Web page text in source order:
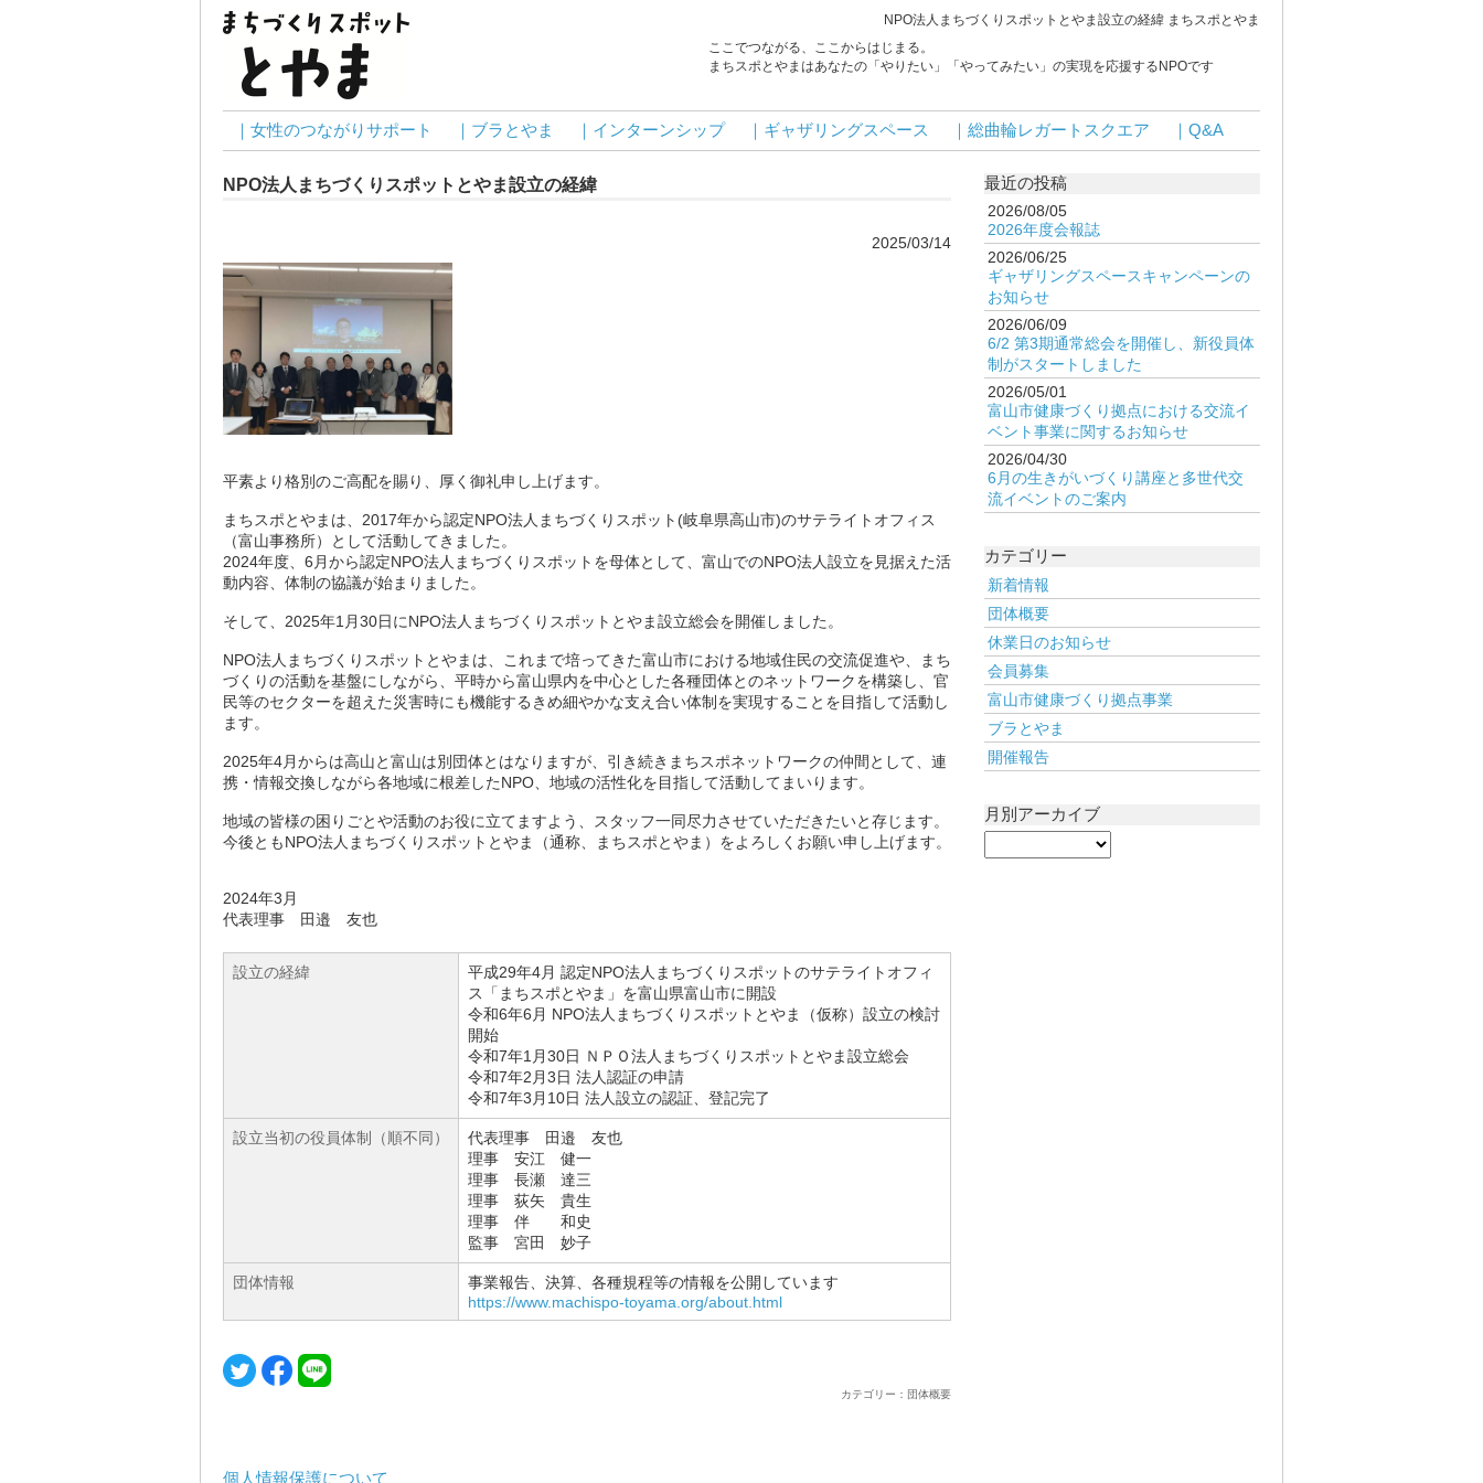
NPO法人まちづくりスポットとやま設立の経緯 まちスポとやま
ここでつながる、ここからはじまる。
まちスポとやまはあなたの「やりたい」「やってみたい」の実現を応援するNPOです
｜女性のつながりサポート ｜ブラとやま ｜インターンシップ ｜ギャザリングスペース ｜総曲輪レガートスクエア ｜Q&A
NPO法人まちづくりスポットとやま設立の経緯
2025/03/14
平素より格別のご高配を賜り、厚く御礼申し上げます。
まちスポとやまは、2017年から認定NPO法人まちづくりスポット(岐阜県高山市)のサテライトオフィス
（富山事務所）として活動してきました。
2024年度、6月から認定NPO法人まちづくりスポットを母体として、富山でのNPO法人設立を見据えた活
動内容、体制の協議が始まりました。
そして、2025年1月30日にNPO法人まちづくりスポットとやま設立総会を開催しました。
NPO法人まちづくりスポットとやまは、これまで培ってきた富山市における地域住民の交流促進や、まち
づくりの活動を基盤にしながら、平時から富山県内を中心とした各種団体とのネットワークを構築し、官
民等のセクターを超えた災害時にも機能するきめ細やかな支え合い体制を実現することを目指して活動し
ます。
2025年4月からは高山と富山は別団体とはなりますが、引き続きまちスポネットワークの仲間として、連
携・情報交換しながら各地域に根差したNPO、地域の活性化を目指して活動してまいります。
地域の皆様の困りごとや活動のお役に立てますよう、スタッフ一同尽力させていただきたいと存じます。
今後ともNPO法人まちづくりスポットとやま（通称、まちスポとやま）をよろしくお願い申し上げます。
2024年3月
代表理事 田邉 友也
設立の経緯
平成29年4月 認定NPO法人まちづくりスポットのサテライトオフィ
ス「まちスポとやま」を富山県富山市に開設
令和6年6月 NPO法人まちづくりスポットとやま（仮称）設立の検討
開始
令和7年1月30日 ＮＰＯ法人まちづくりスポットとやま設立総会
令和7年2月3日 法人認証の申請
令和7年3月10日 法人設立の認証、登記完了
設立当初の役員体制（順不同）
代表理事 田邉 友也
理事 安江 健一
理事 長瀬 達三
理事 荻矢 貴生
理事 伴 和史
監事 宮田 妙子
団体情報
事業報告、決算、各種規程等の情報を公開しています
https://www.machispo-toyama.org/about.html
カテゴリー：団体概要
最近の投稿
2026/08/05
2026年度会報誌
2026/06/25
ギャザリングスペースキャンペーンの
お知らせ
2026/06/09
6/2 第3期通常総会を開催し、新役員体
制がスタートしました
2026/05/01
富山市健康づくり拠点における交流イ
ベント事業に関するお知らせ
2026/04/30
6月の生きがいづくり講座と多世代交
流イベントのご案内
カテゴリー
新着情報
団体概要
休業日のお知らせ
会員募集
富山市健康づくり拠点事業
ブラとやま
開催報告
月別アーカイブ
個人情報保護について